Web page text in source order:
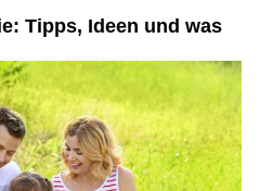
Tipps, Ideen und was